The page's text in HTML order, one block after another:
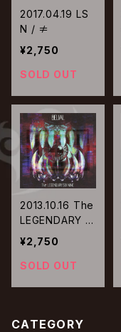
2017.04.19 LS
N / ≠
¥2,750
SOLD OUT
2013.10.16 The
LEGENDARY SI
X NINE / BELIA
L【初回生産限定
盤】
¥2,750
SOLD OUT
CATEGORY